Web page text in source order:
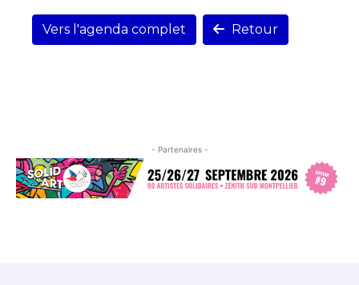
Vers l'agenda complet Retour
- Partenaires -